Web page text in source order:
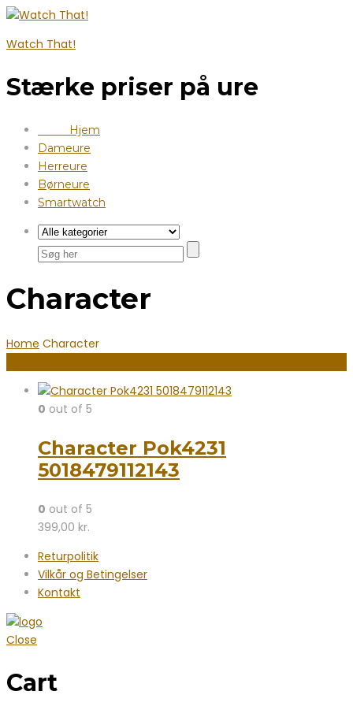
Watch That!
Stærke priser på ure
Hjem
Dameure
Herreure
Børneure
Smartwatch
Character
Home Character
0 out of 5
Character Pok4231
5018479112143
0 out of 5
399,00 kr.
Returpolitik
Vilkår og Betingelser
Kontakt
Close
Cart